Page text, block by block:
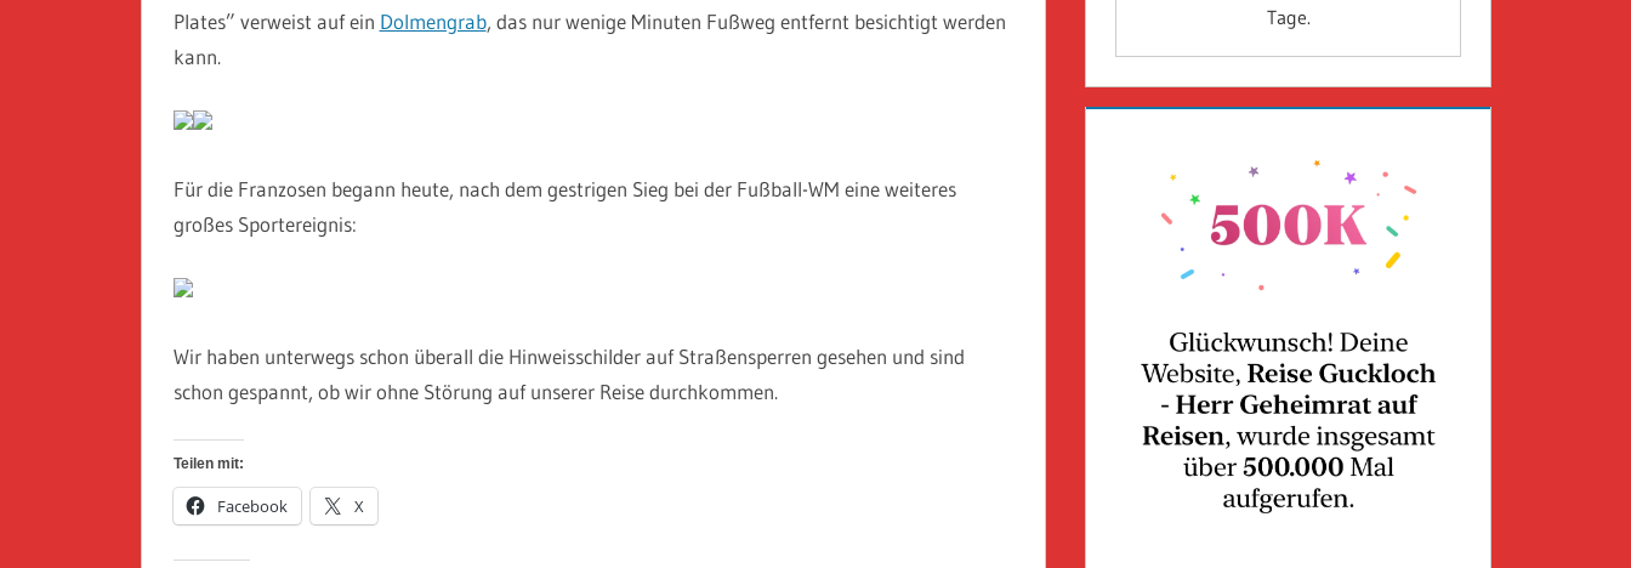
Plates” verweist auf ein Dolmengrab, das nur wenige Minuten Fußweg entfernt besichtigt werden
kann.
Für die Franzosen begann heute, nach dem gestrigen Sieg bei der Fußball-WM eine weiteres
großes Sportereignis:
Wir haben unterwegs schon überall die Hinweisschilder auf Straßensperren gesehen und sind
schon gespannt, ob wir ohne Störung auf unserer Reise durchkommen.
Teilen mit:
Facebook X
Tage.